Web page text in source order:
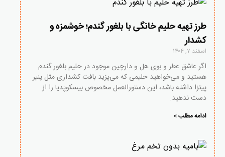
طرز تهیه حلیم خانگی با بلغور گندم؛ خوشمزه و
کشدار
اسفند ۷, ۱۴۰۴
اگر عاشق عطر و بوی هل و دارچین موجود در حلیم بلغور گندم
هستید و می‌خواهید حلیمی که می‌پزید بافت کشداری مثل پنیر
پیتزا داشته باشد، این دستورالعمل مخصوص بیسکوپدیا را از
دست ندهید.
ادامه مطلب »